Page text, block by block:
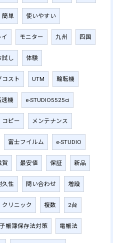
簡単 使いやすい
モニター 九州 四国
試し 体験
コスト UTM 輪転機
速機 e-STUDIO5525ci
コピー メンテナンス
富士フイルム e-STUDIO
賀 最安値 保証 新品
久性 問い合わせ 増設
クリニック 複数 2台
帳簿保存法対策 電帳法